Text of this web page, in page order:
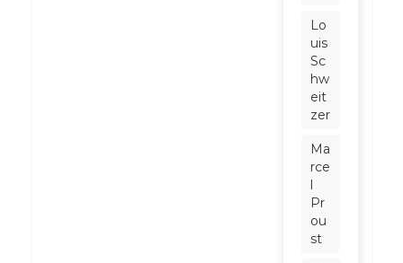
Lo
uis
Sc
hw
eit
zer
Ma
rce
l
Pr
ou
st